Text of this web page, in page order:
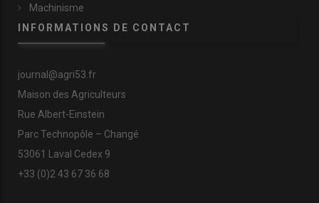
Machinisme
INFORMATIONS DE CONTACT
journal@agri53.fr
Maison des Agriculteurs
Rue Albert-Einstein
Parc Technopôle – Changé
53061 Laval Cedex 9
+33 (0)2 43 67 36 68